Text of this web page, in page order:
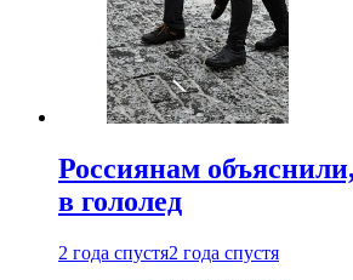
Россиянам
в гололед
2 года спустя2 года спустя